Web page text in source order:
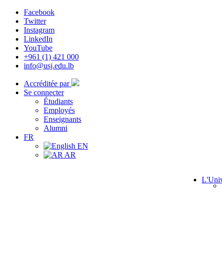
Facebook
Twitter
Instagram
LinkedIn
YouTube
+961 (1) 421 000
info@usj.edu.lb
Accréditée par
Se connecter
Étudiants
Employés
Enseignants
Alumni
FR
EN
AR